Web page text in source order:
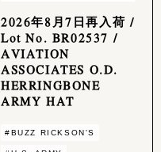
2026年8月7日再入荷 /
Lot No. BR02537 /
AVIATION
ASSOCIATES O.D.
HERRINGBONE
ARMY HAT
#BUZZ RICKSON'S